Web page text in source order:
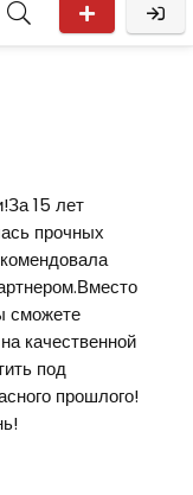
15 лет
прочных
сможете
качественной
под
прошлого!